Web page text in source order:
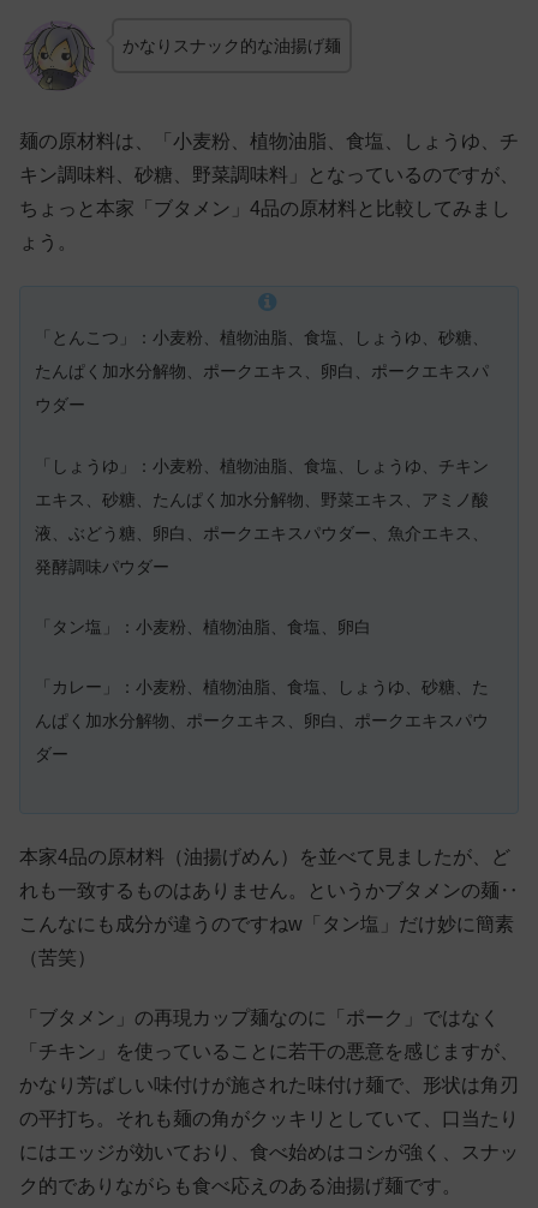
かなりスナック的な油揚げ麺
麺の原材料は、「小麦粉、植物油脂、食塩、しょうゆ、チ
キン調味料、砂糖、野菜調味料」となっているのですが、
ちょっと本家「ブタメン」4品の原材料と比較してみまし
ょう。
「とんこつ」：小麦粉、植物油脂、食塩、しょうゆ、砂糖、
たんぱく加水分解物、ポークエキス、卵白、ポークエキスパ
ウダー
「しょうゆ」：小麦粉、植物油脂、食塩、しょうゆ、チキン
エキス、砂糖、たんぱく加水分解物、野菜エキス、アミノ酸
液、ぶどう糖、卵白、ポークエキスパウダー、魚介エキス、
発酵調味パウダー
「タン塩」：小麦粉、植物油脂、食塩、卵白
「カレー」：小麦粉、植物油脂、食塩、しょうゆ、砂糖、た
んぱく加水分解物、ポークエキス、卵白、ポークエキスパウ
ダー
本家4品の原材料（油揚げめん）を並べて見ましたが、ど
れも一致するものはありません。というかブタメンの麺‥
こんなにも成分が違うのですねw「タン塩」だけ妙に簡素
（苦笑）
「ブタメン」の再現カップ麺なのに「ポーク」ではなく
「チキン」を使っていることに若干の悪意を感じますが、
かなり芳ばしい味付けが施された味付け麺で、形状は角刃
の平打ち。それも麺の角がクッキリとしていて、口当たり
にはエッジが効いており、食べ始めはコシが強く、スナッ
ク的でありながらも食べ応えのある油揚げ麺です。